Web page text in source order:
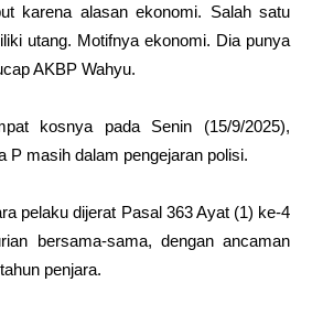
karena alasan ekonomi. Salah satu
utang. Motifnya ekonomi. Dia punya
AKBP Wahyu.
kosnya pada Senin (15/9/2025),
P masih dalam pengejaran polisi.
pelaku dijerat Pasal 363 Ayat (1) ke-4
bersama-sama, dengan ancaman
penjara.